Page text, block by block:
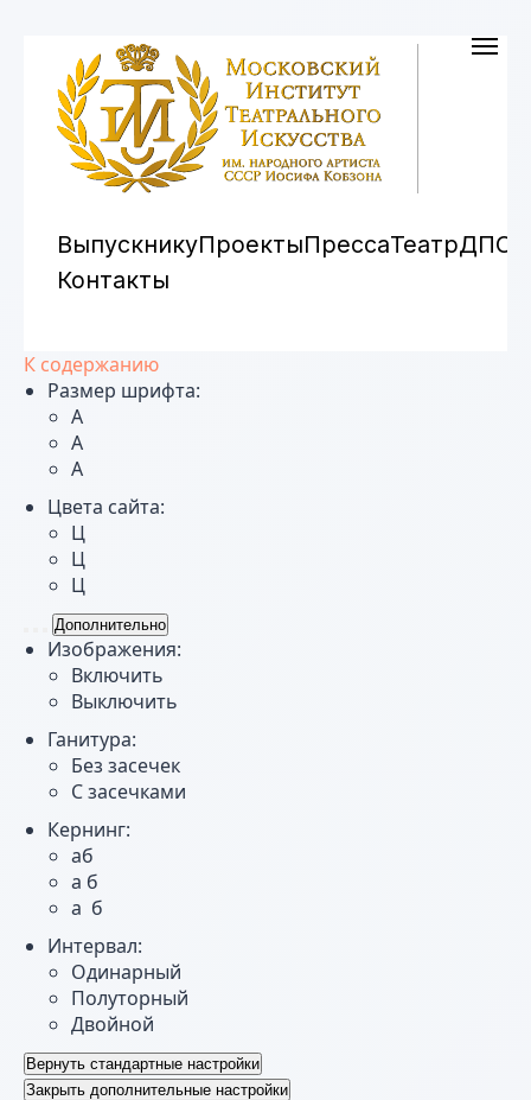
ВыпускникуПроекты ПрессаТеатрДПО
К содержанию
Размер шрифта:
A
A
A
Цвета сайта:
Ц
Ц
Ц
Дополнительно
Изображения:
Включить
Выключить
Ганитура:
Без засечек
С засечками
Кернинг:
aб
a б
a б
Интервал:
Одинарный
Полуторный
Двойной
Вернуть стандартные настройки
Закрыть дополнительные настройки